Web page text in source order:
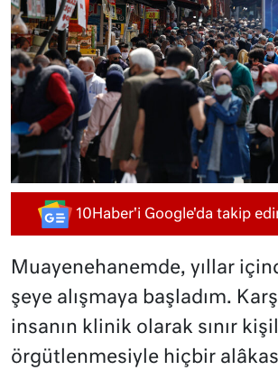
10Haber'i Google'da takip
Muayenehanemde, yıllar
şeye alışmaya başladım.
insanın klinik olarak sınır
örgütlenmesiyle hiçbir alâkası